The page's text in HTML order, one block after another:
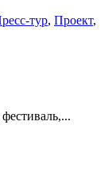
тур, Проект,